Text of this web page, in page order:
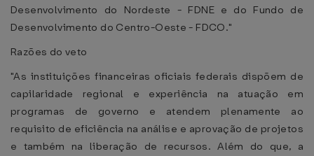
Desenvolvimento do Nordeste - FDNE e do Fundo de
Desenvolvimento do Centro-Oeste - FDCO."
Razões do veto
"As instituições financeiras oficiais federais dispõem de
capilaridade regional e experiência na atuação em
programas de governo e atendem plenamente ao
requisito de eficiência na análise e aprovação de projetos
e também na liberação de recursos. Além do que, a